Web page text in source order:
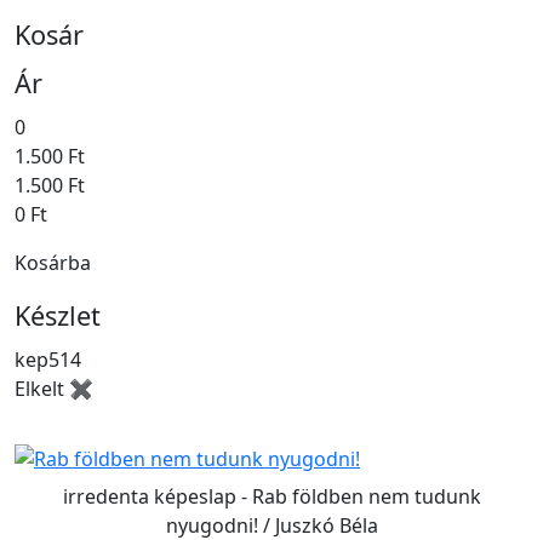
Kosár
Ár
0
1.500 Ft
1.500 Ft
0 Ft
Kosárba
Készlet
kep514
Elkelt ✖
irredenta képeslap - Rab földben nem tudunk
nyugodni! / Juszkó Béla